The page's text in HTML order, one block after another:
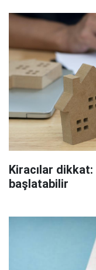
Kiracılar
başlatabilir